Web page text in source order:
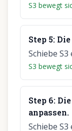
S3 bewegt
Step 5:
Schiebe S3
S3 bewegt
Step 6:
anpassen.
Schiebe S3